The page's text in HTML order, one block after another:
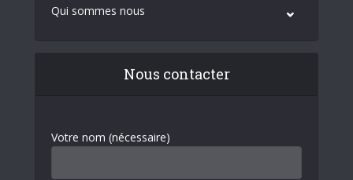
Qui sommes nous
Nous contacter
Votre nom (nécessaire)